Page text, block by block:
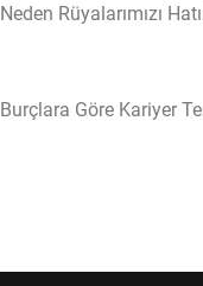
Neden Rüyalarımızı
Burçlara Göre Kariyer